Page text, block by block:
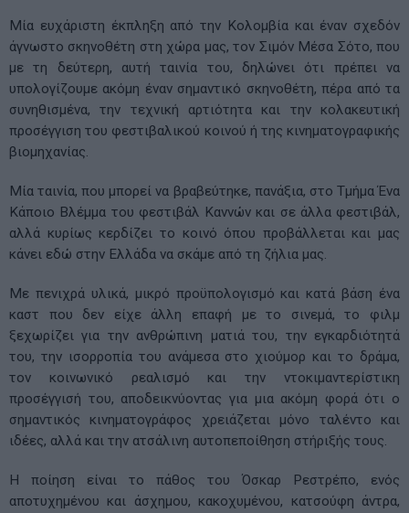
Μία ευχάριστη έκπληξη από την Κολομβία και έναν σχεδόν
άγνωστο σκηνοθέτη στη χώρα μας, τον Σιμόν Μέσα Σότο, που
με τη δεύτερη, αυτή ταινία του, δηλώνει ότι πρέπει να
υπολογίζουμε ακόμη έναν σημαντικό σκηνοθέτη, πέρα από τα
συνηθισμένα, την τεχνική αρτιότητα και την κολακευτική
προσέγγιση του φεστιβαλικού κοινού ή της κινηματογραφικής
βιομηχανίας.
Μία ταινία, που μπορεί να βραβεύτηκε, πανάξια, στο Τμήμα Ένα
Κάποιο Βλέμμα του φεστιβάλ Καννών και σε άλλα φεστιβάλ,
αλλά κυρίως κερδίζει το κοινό όπου προβάλλεται και μας
κάνει εδώ στην Ελλάδα να σκάμε από τη ζήλια μας.
Με πενιχρά υλικά, μικρό προϋπολογισμό και κατά βάση ένα
καστ που δεν είχε άλλη επαφή με το σινεμά, το φιλμ
ξεχωρίζει για την ανθρώπινη ματιά του, την εγκαρδιότητά
του, την ισορροπία του ανάμεσα στο χιούμορ και το δράμα,
τον κοινωνικό ρεαλισμό και την ντοκιμαντερίστικη
προσέγγισή του, αποδεικνύοντας για μια ακόμη φορά ότι ο
σημαντικός κινηματογράφος χρειάζεται μόνο ταλέντο και
ιδέες, αλλά και την ατσάλινη αυτοπεποίθηση στήριξής τους.
Η ποίηση είναι το πάθος του Όσκαρ Ρεστρέπο, ενός
αποτυχημένου και άσχημου, κακοχυμένου, κατσούφη άντρα,